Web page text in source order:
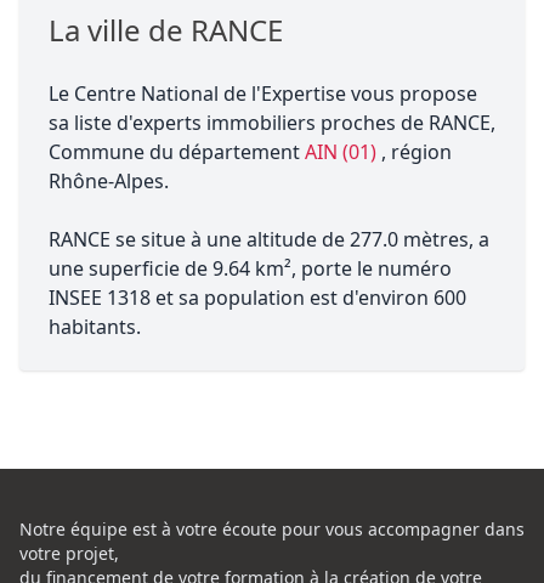
La ville de RANCE
Le Centre National de l'Expertise vous propose
sa liste d'experts immobiliers proches de RANCE,
Commune du départementAIN (01) , région
Rhône-Alpes.
RANCE se situe à une altitude de 277.0 mètres, a
une superficie de 9.64 km², porte le numéro
INSEE 1318 et sa population est d'environ 600
habitants.
Notre équipe est à votre écoute pour vous accompagner dans
votre projet,
du financement de votre formation à la création de votre